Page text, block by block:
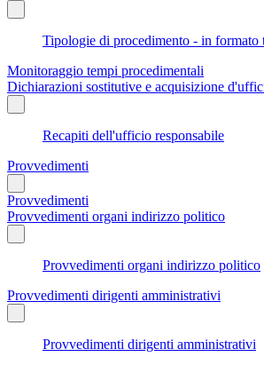
Tipologie di procedimento - in formato
Monitoraggio tempi procedimentali
Dichiarazioni sostitutive e acquisizione
Recapiti dell'ufficio responsabile
Provvedimenti
Provvedimenti
Provvedimenti organi indirizzo politico
Provvedimenti organi indirizzo politico
Provvedimenti dirigenti amministrativi
Provvedimenti dirigenti amministrativi